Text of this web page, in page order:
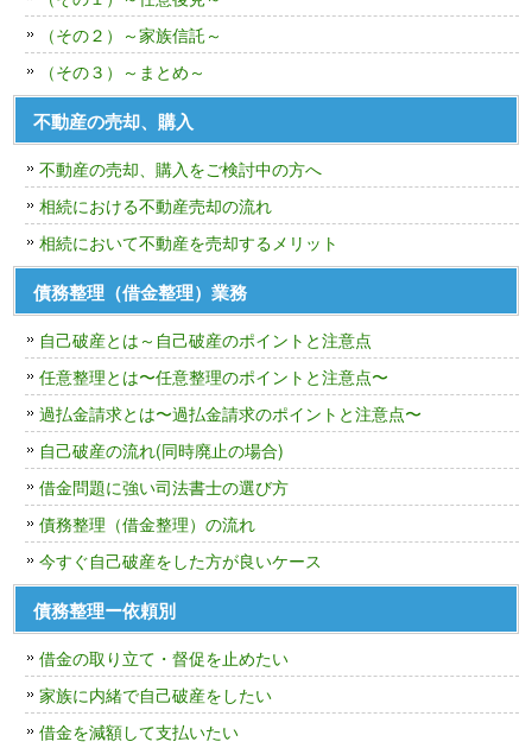
（その２）～家族信託～
（その３）～まとめ～
不動産の売却、購入
不動産の売却、購入をご検討中の方へ
相続における不動産売却の流れ
相続において不動産を売却するメリット
債務整理（借金整理）業務
自己破産とは～自己破産のポイントと注意点
任意整理とは〜任意整理のポイントと注意点〜
過払金請求とは〜過払金請求のポイントと注意点〜
自己破産の流れ(同時廃止の場合)
借金問題に強い司法書士の選び方
債務整理（借金整理）の流れ
今すぐ自己破産をした方が良いケース
債務整理ー依頼別
借金の取り立て・督促を止めたい
家族に内緒で自己破産をしたい
借金を減額して支払いたい